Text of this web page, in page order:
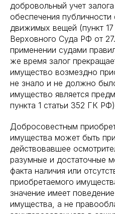
добровольный учет
обеспечения публичности
движимых вещей (пункт
Верховного Суда РФ от
применении судами
же время залог
имущество возмездно
не знало и не должно
имущество является
пункта 1 статьи 352 ГК
Добросовестным
имущества может быть
действовавшее
разумные и достаточные
факта наличия или
приобретаемого
значение имеет
имущества, а не